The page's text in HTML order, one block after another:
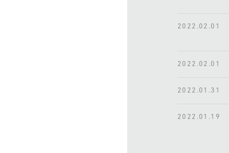
2022.02.01
2022.02.01
2022.01.31
2022.01.19